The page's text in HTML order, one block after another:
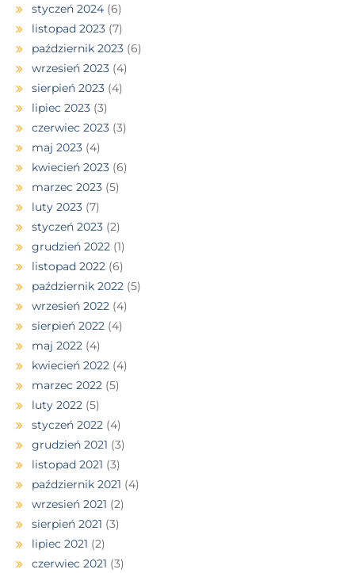
styczeń 2024 (6)
listopad 2023 (7)
październik 2023 (6)
wrzesień 2023 (4)
sierpień 2023 (4)
lipiec 2023 (3)
czerwiec 2023 (3)
maj 2023 (4)
kwiecień 2023 (6)
marzec 2023 (5)
luty 2023 (7)
styczeń 2023 (2)
grudzień 2022 (1)
listopad 2022 (6)
październik 2022 (5)
wrzesień 2022 (4)
sierpień 2022 (4)
maj 2022 (4)
kwiecień 2022 (4)
marzec 2022 (5)
luty 2022 (5)
styczeń 2022 (4)
grudzień 2021 (3)
listopad 2021 (3)
październik 2021 (4)
wrzesień 2021 (2)
sierpień 2021 (3)
lipiec 2021 (2)
czerwiec 2021 (3)